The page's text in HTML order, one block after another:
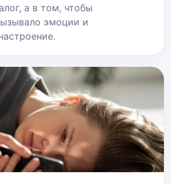
а в том, чтобы
эмоции и